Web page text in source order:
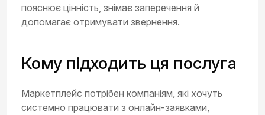
пояснює цінність, знімає заперечення й
допомагає отримувати звернення.
Кому підходить ця послуга
Маркетплейс потрібен компаніям, які хочуть
системно працювати з онлайн-заявками,